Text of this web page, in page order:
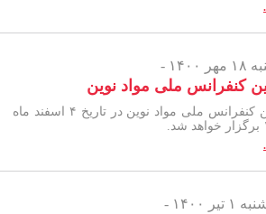
-
کنفرانس ملی مواد نوین
دومین کنفرانس ملی مواد نوین در تاریخ ۴ اسفند ماه
۱۴۰۰ -